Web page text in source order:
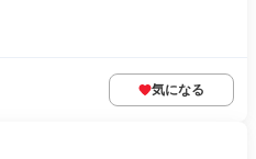
気になる